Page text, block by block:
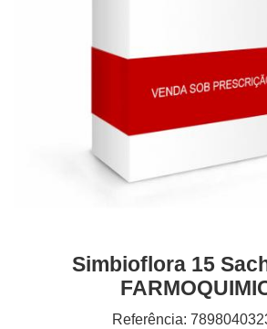
Simbioflora 15
Referência: